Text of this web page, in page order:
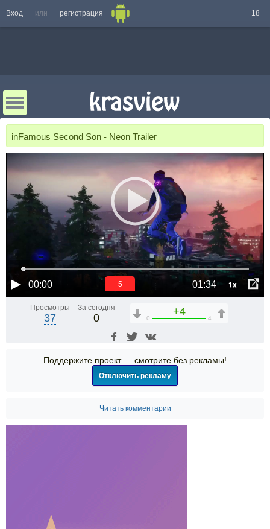
Вход или регистрация 18+
inFamous Second Son - Neon Trailer
00:00 01:34 1x
5
Просмотры
37
За сегодня
0
+4
0 4
Поддержите проект — смотрите без рекламы!
Отключить рекламу
Читать комментарии